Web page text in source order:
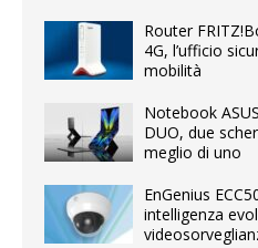
Router
4G, l’ufficio
mobilità
Notebook
DUO, due
meglio di uno
EnGenius
intelligenza